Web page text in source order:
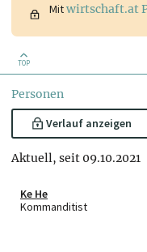
Mitwirtschaft.at
TOP
Personen
Verlauf anzeigen
Aktuell, seit 09.10.2021
Ke He
Kommanditist